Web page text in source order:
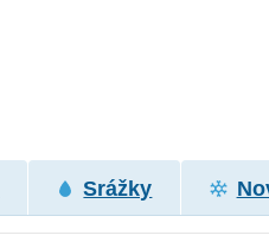
Srážky